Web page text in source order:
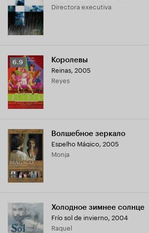
Directora executiva
Рейтинг
Кинопоиска
6.9
6.9 Королевы
Reinas, 2005
Reyes
Волшебное зеркало
Espelho Mágico, 2005
Monja
Холодное зимнее солнце
Frío sol de invierno, 2004
Raquel